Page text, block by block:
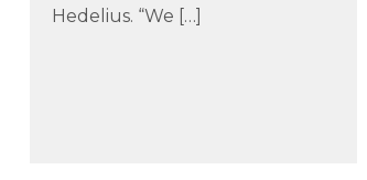
Hedelius. “We […]